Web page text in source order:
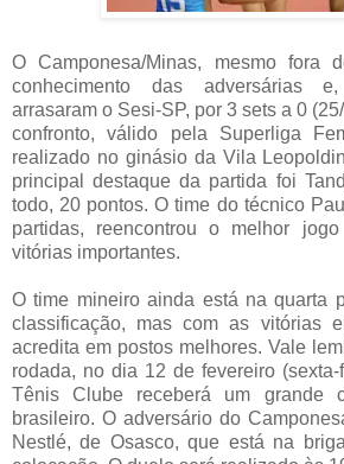
O Camponesa/Minas, mesmo fora
conhecimento das adversárias
arrasaram o Sesi-SP, por 3 sets a 0
confronto, válido pela Superliga
realizado no ginásio da Vila
principal destaque da partida foi
todo, 20 pontos. O time do técnico
partidas, reencontrou o melhor
vitórias importantes.
O time mineiro ainda está na quarta
classificação, mas com as vitórias
acredita em postos melhores. Vale
rodada, no dia 12 de fevereiro
Tênis Clube receberá um grande
brasileiro. O adversário do
Nestlé, de Osasco, que está na